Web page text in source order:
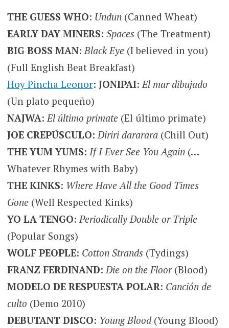
THE GUESS WHO: Undun(Canned Wheat)
EARLY DAY MINERS: Spaces(The Treatment)
BIG BOSS MAN: Black Eye(I believed in you)
(Full English Beat Breakfast)
Hoy Pincha Leonor: JONIPAI: El mar dibujado
(Un plato pequeño)
NAJWA: El último primate(El último primate)
JOE CREPÚSCULO: Diriri dararara(Chill Out)
THE YUM YUMS: If I Ever See You Again(…
Whatever Rhymes with Baby)
THE KINKS: Where Have All the Good Times
Gone(Well Respected Kinks)
YO LA TENGO: Periodically Double or Triple
(Popular Songs)
WOLF PEOPLE: Cotton Strands(Tydings)
FRANZ FERDINAND: Die on the Floor(Blood)
MODELO DE RESPUESTA POLAR: Canción de
culto (Demo 2010)
DEBUTANT DISCO: Young Blood(Young Blood)